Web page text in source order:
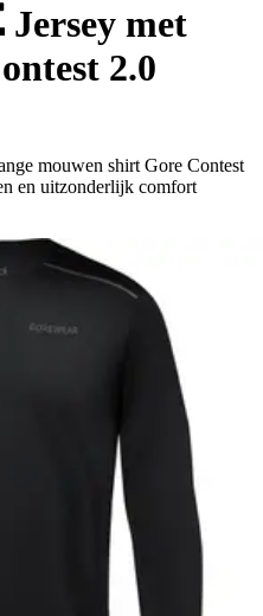
Jersey met
2.0
mouwen shirt Gore Contest
en uitzonderlijk comfort